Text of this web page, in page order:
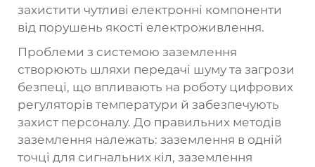
захистити чутливі електронні компоненти
від порушень якості електроживлення.
Проблеми з системою заземлення
створюють шляхи передачі шуму та загрози
безпеці, що впливають на роботу цифрових
регуляторів температури й забезпечують
захист персоналу. До правильних методів
заземлення належать: заземлення в одній
точці для сигнальних кіл, заземлення